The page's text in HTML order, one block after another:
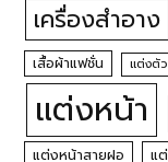
เครื่องสำอาง
เสื้อผ้าแฟชั่น แต่งตัว
แต่งหน้า
แต่งหน้าสายฝอ แ